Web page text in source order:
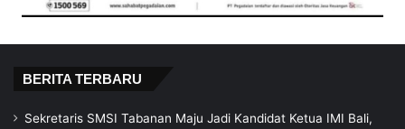
BERITA TERBARU
Sekretaris SMSI Tabanan Maju Jadi Kandidat Ketua IMI Bali,